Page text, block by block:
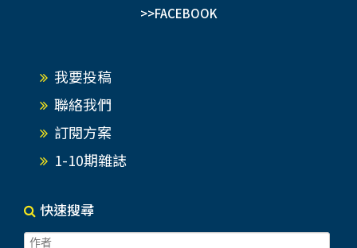
>>FACEBOOK
我要投稿
聯絡我們
訂閱方案
1-10期雜誌
快速搜尋